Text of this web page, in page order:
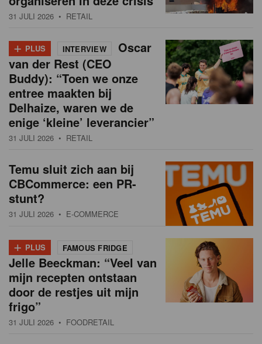
31 JULI 2026 • RETAIL
+ PLUS INTERVIEW
Oscar
van der Rest (CEO
Buddy): “Toen we onze
entree maakten bij
Delhaize, waren we de
enige ‘kleine’ leverancier”
31 JULI 2026 • RETAIL
Temu sluit zich aan bij
CBCommerce: een PR-
stunt?
31 JULI 2026 • E-COMMERCE
+ PLUS FAMOUS FRIDGE
Jelle Beeckman: “Veel van
mijn recepten ontstaan
door de restjes uit mijn
frigo”
31 JULI 2026 • FOODRETAIL